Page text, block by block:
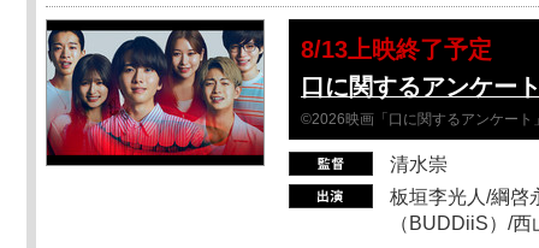
8/13上映終了予定
口に関するアンケー
©2026映画「口に関するアンケート
清水崇
板垣李光人/綱啓
（BUDDiiS）/